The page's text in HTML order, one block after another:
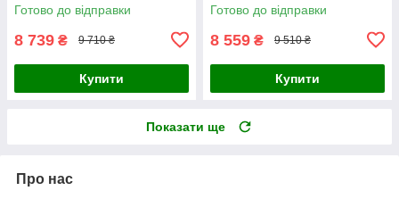
Готово до відправки
8 739 ₴ 9 710 ₴
Купити
Готово до відправки
8 559 ₴ 9 510 ₴
Купити
Показати ще
Про нас